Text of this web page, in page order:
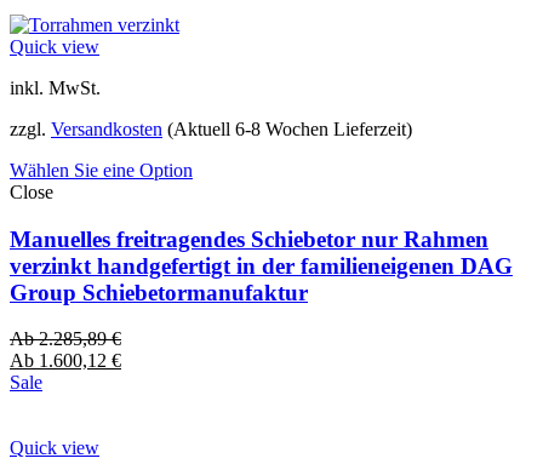
Quick view
inkl. MwSt.
zzgl. Versandkosten (Aktuell 6-8 Wochen Lieferzeit)
Wählen Sie eine Option
Close
Manuelles freitragendes Schiebetor nur Rahmen
verzinkt handgefertigt in der familieneigenen DAG
Group Schiebetormanufaktur
Ab2.285,89€
Ab 1.600,12 €
Sale
Quick view